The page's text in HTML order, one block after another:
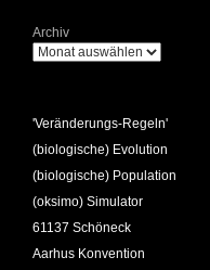
Archiv
'Veränderungs-Regeln'
(biologische) Evolution
(biologische) Population
(oksimo) Simulator
61137 Schöneck
Aarhus Konvention